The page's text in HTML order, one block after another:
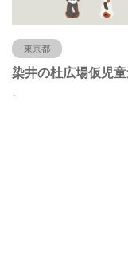
東京都
-